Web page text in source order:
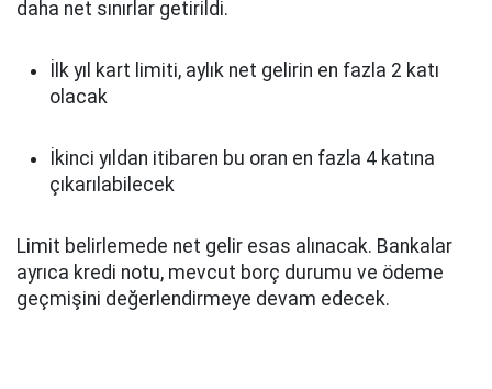
daha net sınırlar getirildi.
İlk yıl kart limiti, aylık net gelirin en fazla 2 katı
olacak
İkinci yıldan itibaren bu oran en fazla 4 katına
çıkarılabilecek
Limit belirlemede net gelir esas alınacak. Bankalar
ayrıca kredi notu, mevcut borç durumu ve ödeme
geçmişini değerlendirmeye devam edecek.